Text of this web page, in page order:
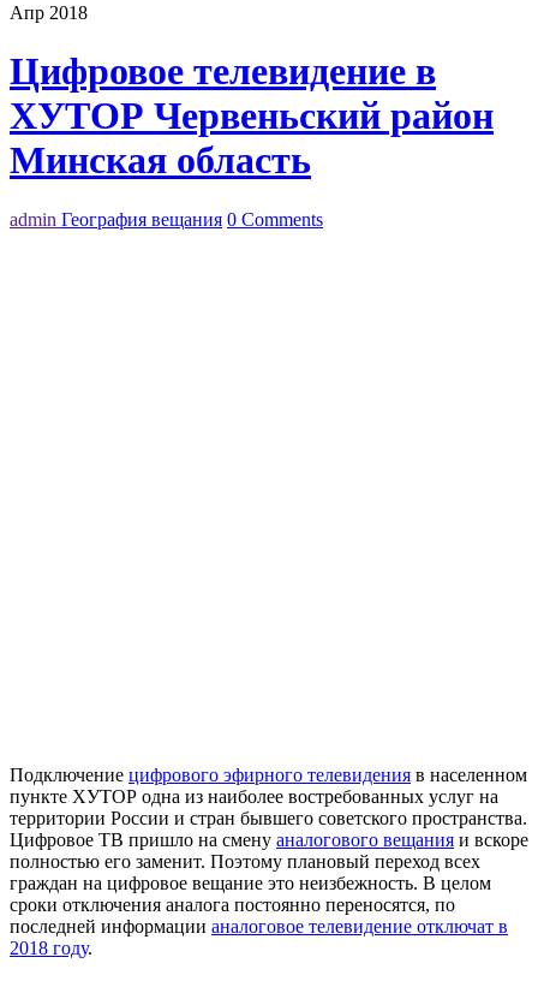
Апр 2018
Цифровое телевидение в
ХУТОР Червеньский район
Минская область
admin География вещания 0 Comments
Подключение цифрового эфирного телевидения в населенном
пункте ХУТОР одна из наиболее востребованных услуг на
территории России и стран бывшего советского пространства.
Цифровое ТВ пришло на смену аналогового вещания и вскоре
полностью его заменит. Поэтому плановый переход всех
граждан на цифровое вещание это неизбежность. В целом
сроки отключения аналога постоянно переносятся, по
последней информации аналоговое телевидение отключат в
2018 году.